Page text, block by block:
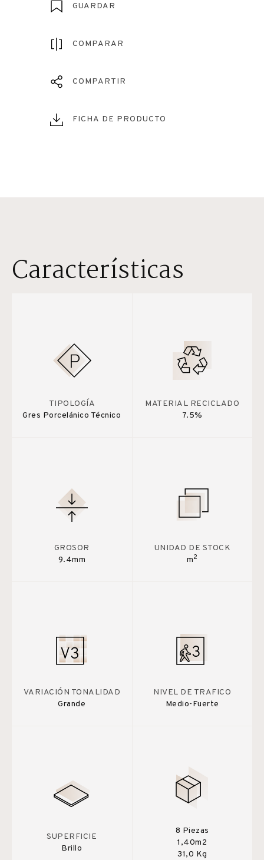
GUARDAR
COMPARAR
COMPARTIR
FICHA DE PRODUCTO
Características
TIPOLOGÍA
Gres Porcelánico Técnico
MATERIAL RECICLADO
7.5%
GROSOR
9.4mm
UNIDAD DE STOCK
m2
VARIACIÓN TONALIDAD
Grande
NIVEL DE TRAFICO
Medio-Fuerte
SUPERFICIE
Brillo
8 Piezas
1,40m2
31,0 Kg